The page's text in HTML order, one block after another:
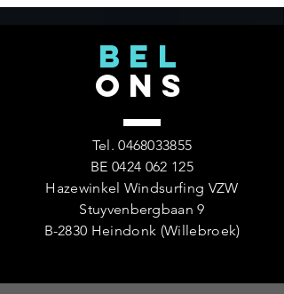
BEL
ONS
Tel.0468033855
BE0424 062 125
Hazewinkel Windsurfing VZW
Stuyvenbergbaan 9
B-2830 Heindonk (Willebroek)